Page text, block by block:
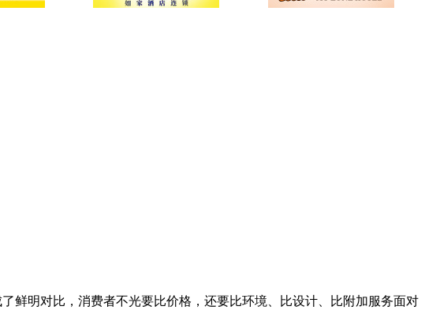
鲜明对比，消费者不光要比价格，还要比环境、比设计、比附加服务面对